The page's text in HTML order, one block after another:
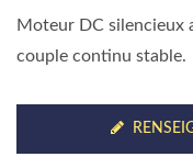
Moteur DC silencieux
couple continu stable.